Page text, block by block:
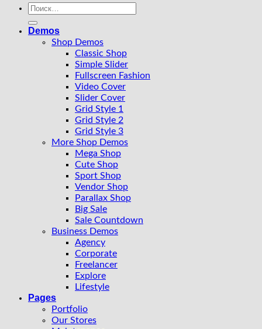
Искать:
Demos
Shop Demos
Classic Shop
Simple Slider
Fullscreen Fashion
Video Cover
Slider Cover
Grid Style 1
Grid Style 2
Grid Style 3
More Shop Demos
Mega Shop
Cute Shop
Sport Shop
Vendor Shop
Parallax Shop
Big Sale
Sale Countdown
Business Demos
Agency
Corporate
Freelancer
Explore
Lifestyle
Pages
Portfolio
Our Stores